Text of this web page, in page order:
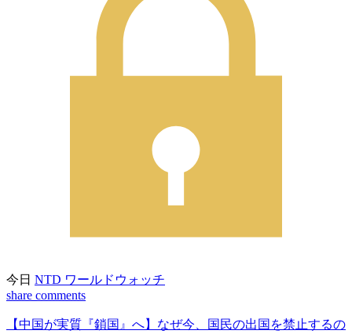
今日 NTD ワールドウォッチ
share comments
【中国が実質『鎖国』へ】なぜ今、国民の出国を禁止するの